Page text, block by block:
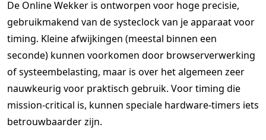
De Online Wekker is ontworpen voor hoge precisie,
gebruikmakend van de systeclock van je apparaat voor
timing. Kleine afwijkingen (meestal binnen een
seconde) kunnen voorkomen door browserverwerking
of systeembelasting, maar is over het algemeen zeer
nauwkeurig voor praktisch gebruik. Voor timing die
mission-critical is, kunnen speciale hardware-timers iets
betrouwbaarder zijn.